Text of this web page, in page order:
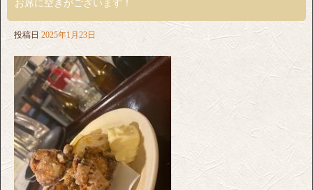
お席に空きがございます！
投稿日 2025年1月23日